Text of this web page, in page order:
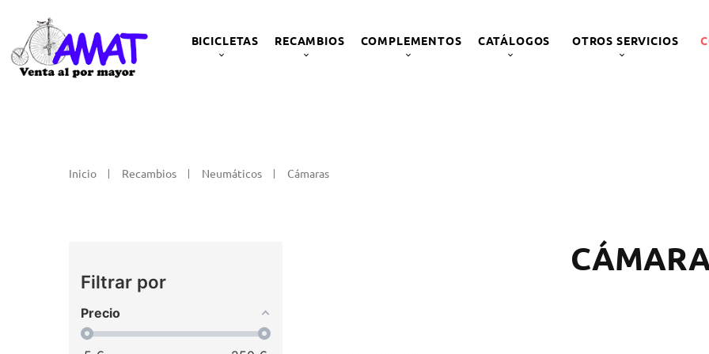
BICICLETAS RECAMBIOS COMPLEMENTOS CATÁLOGOS OTROS SERVICIOS
Inicio Recambios Neumáticos Cámaras
Filtrar por
Precio